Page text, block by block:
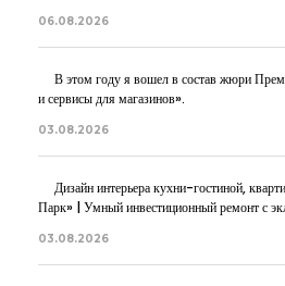
06.08.2026
В этом году я вошел в состав жюри
и сервисы для магазинов».
03.08.2026
Дизайн интерьера кухни-гостиной,
Парк» | Умный инвестиционный ремонт с
03.08.2026